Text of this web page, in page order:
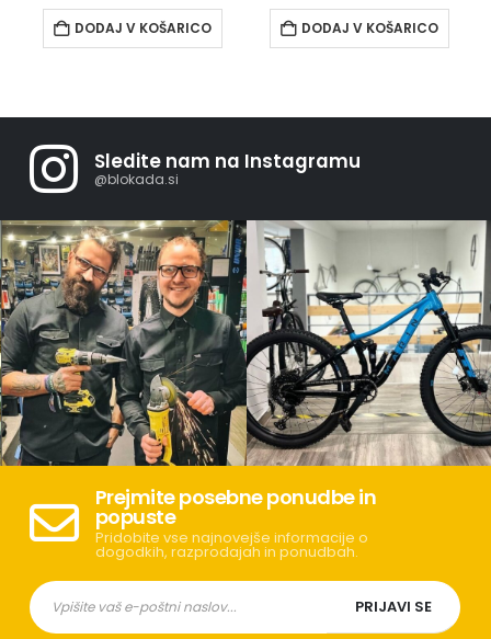
DODAJ V KOŠARICO DODAJ V KOŠARICO
Sledite nam na Instagramu
@blokada.si
Prejmite posebne ponudbe in
popuste
Pridobite vse najnovejše informacije o
dogodkih, razprodajah in ponudbah.